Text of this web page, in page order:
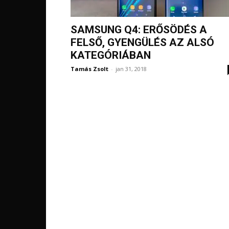
SAMSUNG Q4: ERŐSÖDÉS A
FELSŐ, GYENGÜLÉS AZ ALSÓ
KATEGÓRIÁBAN
Tamás Zsolt - jan 31, 2018